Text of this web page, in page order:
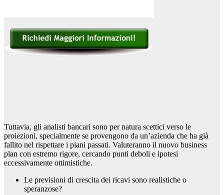
Tuttavia, gli analisti bancari sono per natura scettici verso le
proiezioni, specialmente se provengono da un’azienda che ha già
fallito nel rispettare i piani passati. Valuteranno il nuovo business
plan con estremo rigore, cercando punti deboli e ipotesi
eccessivamente ottimistiche.
Le previsioni di crescita dei ricavi sono realistiche o
speranzose?